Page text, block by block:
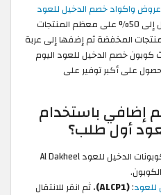
عروض واكواد خصم الدخيل للعود
بخصومات تصل إلى 50% على معظم المنتجات
المخفضة ثم إضفها إلى عربة
خصم الدخيل للعود اليوم
على أكبر توفير على
باستخدام
أول طلب؟
توجه إلى صفحة عروض وكوبونات الدخيل للعود Al Dakheel
:
(ALCP1)
، ثم انقر للانتقال